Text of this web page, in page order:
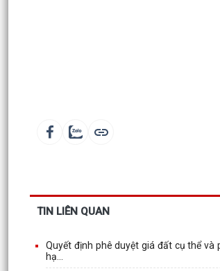
TIN LIÊN QUAN
Quyết định phê duyệt giá đất cụ thể
hạ...